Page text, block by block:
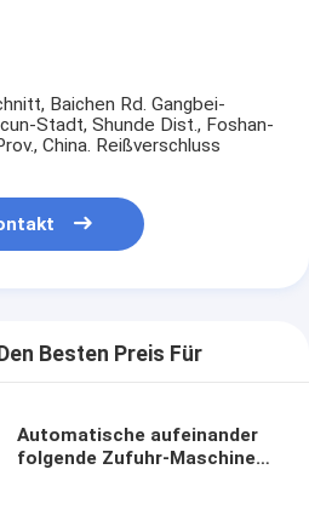
Baichen Rd. Gangbei-
Stadt, Shunde Dist., Foshan-
China. Reißverschluss
Besten Preis Für
Automatische aufeinander
folgende Zufuhr-Maschine